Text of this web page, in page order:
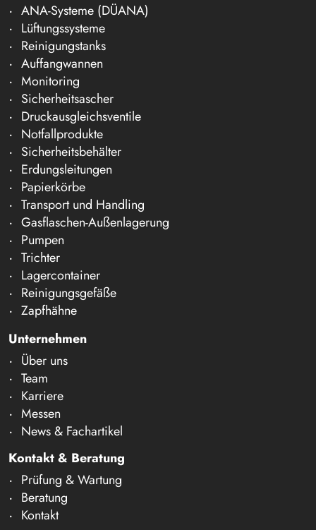
ANA-Systeme (DÜANA)
Lüftungssysteme
Reinigungstanks
Auffangwannen
Monitoring
Sicherheitsascher
Druckausgleichsventile
Notfallprodukte
Sicherheitsbehälter
Erdungsleitungen
Papierkörbe
Transport und Handling
Gasflaschen-Außenlagerung
Pumpen
Trichter
Lagercontainer
Reinigungsgefäße
Zapfhähne
Unternehmen
Über uns
Team
Karriere
Messen
News & Fachartikel
Kontakt & Beratung
Prüfung & Wartung
Beratung
Kontakt